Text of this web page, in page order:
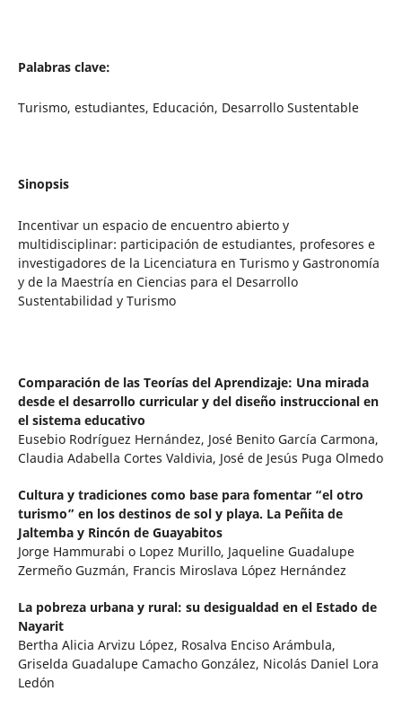
Palabras clave:
Turismo, estudiantes, Educación, Desarrollo Sustentable
Sinopsis
Incentivar un espacio de encuentro abierto y
multidisciplinar: participación de estudiantes, profesores e
investigadores de la Licenciatura en Turismo y Gastronomía
y de la Maestría en Ciencias para el Desarrollo
Sustentabilidad y Turismo
Comparación de las Teorías del Aprendizaje: Una mirada
desde el desarrollo curricular y del diseño instruccional en
el sistema educativo
Eusebio Rodríguez Hernández, José Benito García Carmona,
Claudia Adabella Cortes Valdivia, José de Jesús Puga Olmedo
Cultura y tradiciones como base para fomentar “el otro
turismo” en los destinos de sol y playa. La Peñita de
Jaltemba y Rincón de Guayabitos
Jorge Hammurabi o Lopez Murillo, Jaqueline Guadalupe
Zermeño Guzmán, Francis Miroslava López Hernández
La pobreza urbana y rural: su desigualdad en el Estado de
Nayarit
Bertha Alicia Arvizu López, Rosalva Enciso Arámbula,
Griselda Guadalupe Camacho González, Nicolás Daniel Lora
Ledón